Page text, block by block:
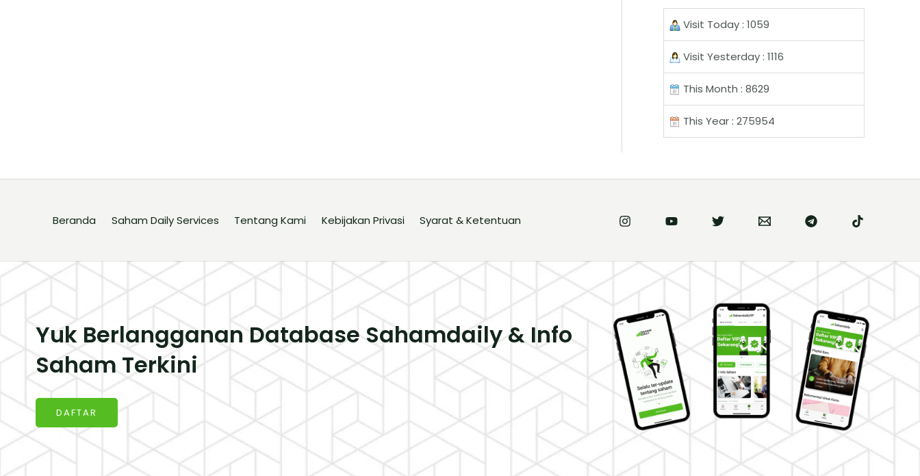
Visit Today : 1059
Visit Yesterday : 1116
This Month : 8629
This Year : 275954
Beranda Saham Daily Services Tentang Kami Kebijakan Privasi Syarat & Ketentuan
Yuk Berlangganan Database Sahamdaily & Info
Saham Terkini
DAFTAR